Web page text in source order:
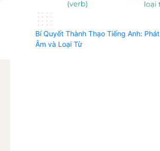
Bí Quyết Thành Thạo Tiếng Anh: Phát
Âm và Loại Từ